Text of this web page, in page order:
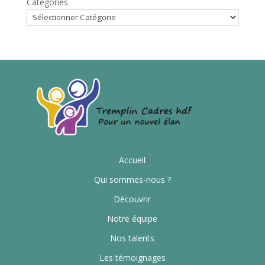
Accueil
Qui sommes-nous ?
Découvrir
Notre équipe
Nos talents
Les témoignages